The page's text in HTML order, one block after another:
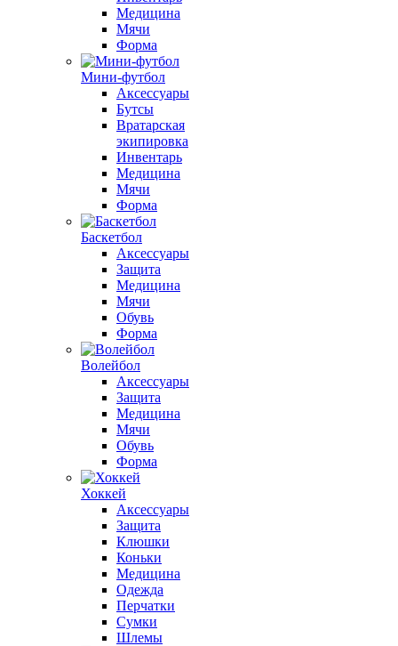
Медицина
Мячи
Форма
Мини-футбол
Аксессуары
Бутсы
Вратарская
экипировка
Инвентарь
Медицина
Мячи
Форма
Баскетбол
Аксессуары
Защита
Медицина
Мячи
Обувь
Форма
Волейбол
Аксессуары
Защита
Медицина
Мячи
Обувь
Форма
Хоккей
Аксессуары
Защита
Клюшки
Коньки
Медицина
Одежда
Перчатки
Сумки
Шлемы